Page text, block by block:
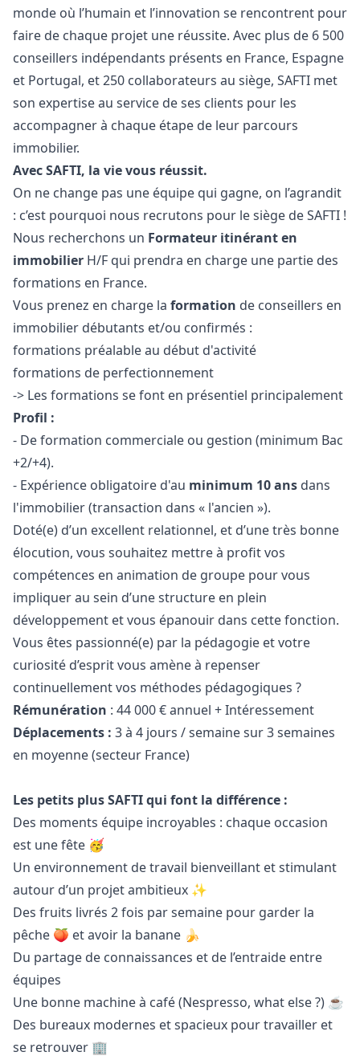
monde où l’humain et l’innovation se rencontrent pour
faire de chaque projet une réussite. Avec plus de 6 500
conseillers indépendants présents en France, Espagne
et Portugal, et 250 collaborateurs au siège, SAFTI met
son expertise au service de ses clients pour les
accompagner à chaque étape de leur parcours
immobilier.
Avec SAFTI, la vie vous réussit.
On ne change pas une équipe qui gagne, on l’agrandit
: c’est pourquoi nous recrutons pour le siège de SAFTI !
Nous recherchons un Formateur itinérant en
immobilier H/F qui prendra en charge une partie des
formations en France.
Vous prenez en charge la formation de conseillers en
immobilier débutants et/ou confirmés :
formations préalable au début d'activité
formations de perfectionnement
-> Les formations se font en présentiel principalement
Profil :
- De formation commerciale ou gestion (minimum Bac
+2/+4).
- Expérience obligatoire d'au minimum 10 ans dans
l'immobilier (transaction dans « l'ancien »).
Doté(e) d’un excellent relationnel, et d’une très bonne
élocution, vous souhaitez mettre à profit vos
compétences en animation de groupe pour vous
impliquer au sein d’une structure en plein
développement et vous épanouir dans cette fonction.
Vous êtes passionné(e) par la pédagogie et votre
curiosité d’esprit vous amène à repenser
continuellement vos méthodes pédagogiques ?
Rémunération : 44 000 € annuel + Intéressement
Déplacements : 3 à 4 jours / semaine sur 3 semaines
en moyenne (secteur France)
Les petits plus SAFTI qui font la différence :
Des moments équipe incroyables : chaque occasion
est une fête 🥳
Un environnement de travail bienveillant et stimulant
autour d’un projet ambitieux ✨
Des fruits livrés 2 fois par semaine pour garder la
pêche 🍑 et avoir la banane 🍌
Du partage de connaissances et de l’entraide entre
équipes
Une bonne machine à café (Nespresso, what else ?) ☕
Des bureaux modernes et spacieux pour travailler et
se retrouver 🏢